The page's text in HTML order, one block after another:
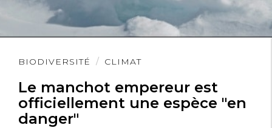
BIODIVERSITÉ CLIMAT
Le manchot empereur est
officiellement une espèce "en
danger"
Lire